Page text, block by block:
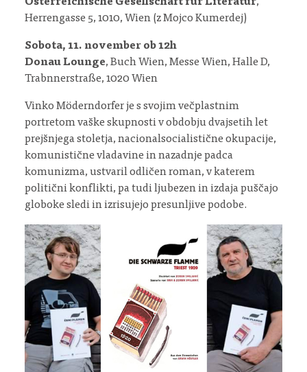
Österreichische Gesellschaft für Literatur,
Herrengasse 5, 1010, Wien (z Mojco Kumerdej)
Sobota, 11. november ob 12h
Donau Lounge, Buch Wien, Messe Wien, Halle D,
Trabnnerstraße, 1020 Wien
Vinko Möderndorfer je s svojim večplastnim
portretom vaške skupnosti v obdobju dvajsetih let
prejšnjega stoletja, nacionalsocialistične okupacije,
komunistične vladavine in nazadnje padca
komunizma, ustvaril odličen roman, v katerem
politični konflikti, pa tudi ljubezen in izdaja puščajo
globoke sledi in izrisujejo presunljive podobe.